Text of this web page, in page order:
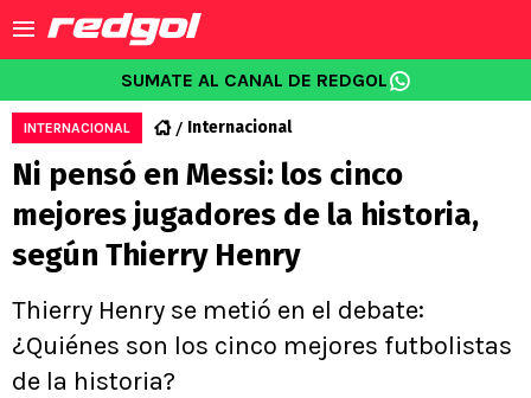
SUMATE AL CANAL DE REDGOL
INTERNACIONAL Internacional
Ni pensó en Messi: los cinco
mejores jugadores de la historia,
según Thierry Henry
Thierry Henry se metió en el debate:
¿Quiénes son los cinco mejores futbolistas
de la historia?